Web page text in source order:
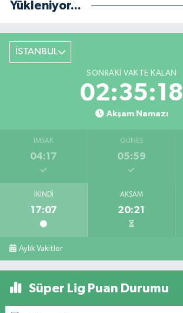
Yükleniyor...
İSTANBUL
SONRAKI VAKTE KALAN
02:35:17
Akşam Namazı
İMSAK
04:17
GÜNEŞ
05:59
İKINDI
17:07
AKŞAM
20:21
Aylık Vakitler
Süper Lig Puan Durumu